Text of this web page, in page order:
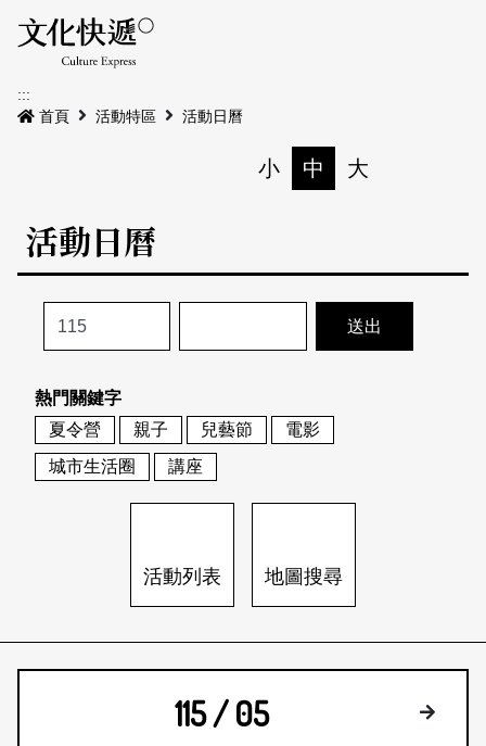
最新公告
本期專題
歷史專題
活動特區
活動列表
地圖搜尋
關於我們
關於我們
刊物索取地點
會員基本資料
刊登活動
網站導覽 English
日本語 登入/註冊
:::
首頁
活動特區 活動日曆
小 中 大
活動日曆
熱門關鍵字
夏令營
親子 兒藝節
電影
城市生活圈
講座
活動列表 地圖搜尋
115 / 05 下個月